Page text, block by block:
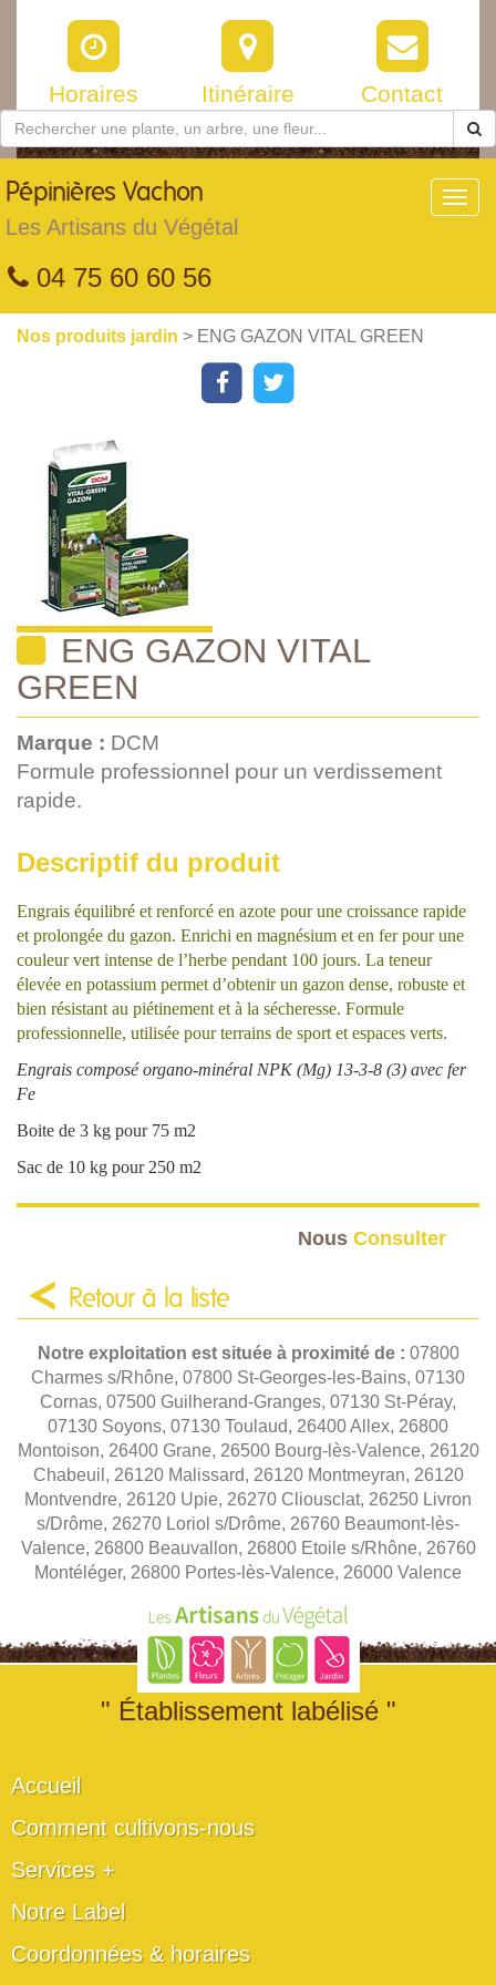
Horaires Itinéraire Contact
Pépinières Vachon
Les Artisans du Végétal
04 75 60 60 56
Nos produits jardin > ENG GAZON VITAL GREEN
ENG GAZON VITAL
GREEN
Marque : DCM
Formule professionnel pour un verdissement
rapide.
Descriptif du produit
Engrais équilibré et renforcé en azote pour une croissance rapide
et prolongée du gazon. Enrichi en magnésium et en fer pour une
couleur vert intense de l’herbe pendant 100 jours. La teneur
élevée en potassium permet d’obtenir un gazon dense, robuste et
bien résistant au piétinement et à la sécheresse. Formule
professionnelle, utilisée pour terrains de sport et espaces verts.
Engrais composé organo-minéral NPK (Mg) 13-3-8 (3) avec fer
Fe
Boite de 3 kg pour 75 m2
Sac de 10 kg pour 250 m2
Nous Consulter
Retour à la liste
Notre exploitation est située à proximité de : 07800
Charmes s/Rhône, 07800 St-Georges-les-Bains, 07130
Cornas, 07500 Guilherand-Granges, 07130 St-Péray,
07130 Soyons, 07130 Toulaud, 26400 Allex, 26800
Montoison, 26400 Grane, 26500 Bourg-lès-Valence, 26120
Chabeuil, 26120 Malissard, 26120 Montmeyran, 26120
Montvendre, 26120 Upie, 26270 Cliousclat, 26250 Livron
s/Drôme, 26270 Loriol s/Drôme, 26760 Beaumont-lès-
Valence, 26800 Beauvallon, 26800 Etoile s/Rhône, 26760
Montéléger, 26800 Portes-lès-Valence, 26000 Valence
" Établissement labélisé "
Accueil
Comment cultivons-nous
Services +
Notre Label
Coordonnées & horaires